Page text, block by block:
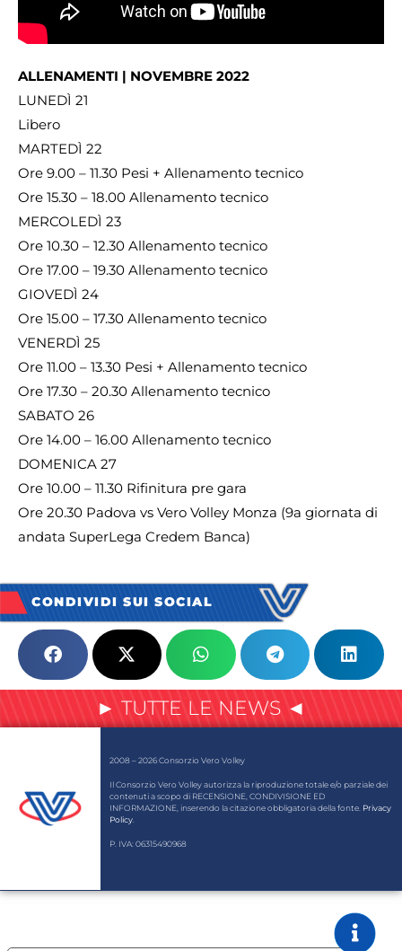
ALLENAMENTI | NOVEMBRE 2022
LUNEDÌ 21
Libero
MARTEDÌ 22
Ore 9.00 – 11.30 Pesi + Allenamento tecnico
Ore 15.30 – 18.00 Allenamento tecnico
MERCOLEDÌ 23
Ore 10.30 – 12.30 Allenamento tecnico
Ore 17.00 – 19.30 Allenamento tecnico
GIOVEDÌ 24
Ore 15.00 – 17.30 Allenamento tecnico
VENERDÌ 25
Ore 11.00 – 13.30 Pesi + Allenamento tecnico
Ore 17.30 – 20.30 Allenamento tecnico
SABATO 26
Ore 14.00 – 16.00 Allenamento tecnico
DOMENICA 27
Ore 10.00 – 11.30 Rifinitura pre gara
Ore 20.30 Padova vs Vero Volley Monza (9a giornata di
andata SuperLega Credem Banca)
CONDIVIDI SUI SOCIAL
► TUTTE LE NEWS ◄
2008 – 2026 Consorzio Vero Volley
Il Consorzio Vero Volley autorizza la riproduzione totale e/o parziale dei
contenuti a scopo di RECENSIONE, CONDIVISIONE ED
INFORMAZIONE, inserendo la citazione obbligatoria della fonte. Privacy
Policy
P. IVA: 06315490968